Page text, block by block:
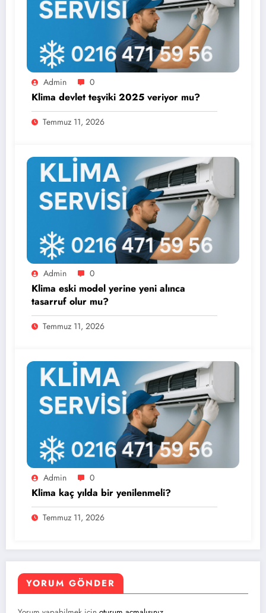
Admin 0
Klima devlet teşviki 2025 veriyor mu?
Temmuz 11, 2026
Admin 0
Klima eski model yerine yeni alınca
tasarruf olur mu?
Temmuz 11, 2026
Admin 0
Klima kaç yılda bir yenilenmeli?
Temmuz 11, 2026
YORUM GÖNDER